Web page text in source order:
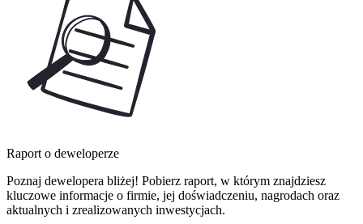
Raport o deweloperze
Poznaj dewelopera bliżej! Pobierz raport, w którym znajdziesz
kluczowe informacje o firmie, jej doświadczeniu, nagrodach oraz
aktualnych i zrealizowanych inwestycjach.